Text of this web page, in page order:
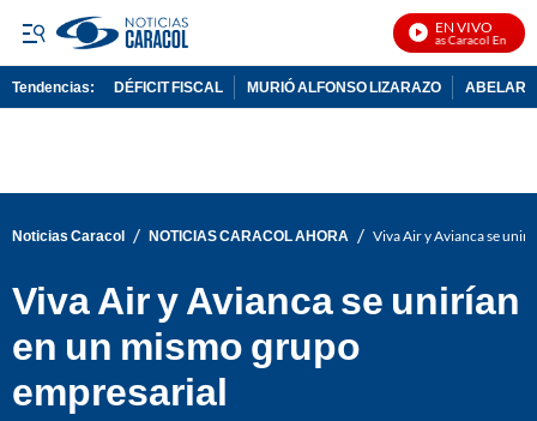
EN VIVO
Noticias Caracol En Vivo
Tendencias: DÉFICIT FISCAL MURIÓ ALFONSO LIZARAZO
Noticias Caracol / NOTICIAS CARACOL AHORA / Viva Air y Avianca se
Viva Air y Avianca se unirían
en un mismo grupo
empresarial